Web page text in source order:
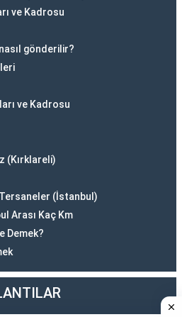
ve Kadrosu
gönderilir?
ve Kadrosu
(Kırklareli)
(İstanbul)
Arası Kaç Km
Demek?